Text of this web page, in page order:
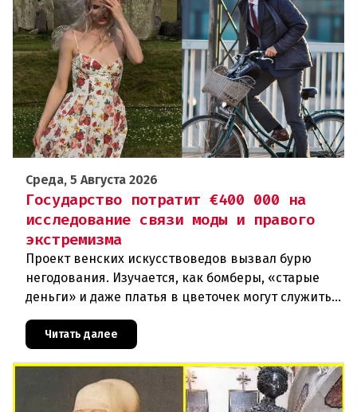
Среда, 5 Августа 2026
Государство потратит €400 000 на
исследование связи моды и правого
экстремизма
Проект венских искусствоведов вызвал бурю
негодования. Изучается, как бомберы, «старые
деньги» и даже платья в цветочек могут служить
инструментом пропаганды. Оппоненты требуют
ответа от министра наук
Читать далее